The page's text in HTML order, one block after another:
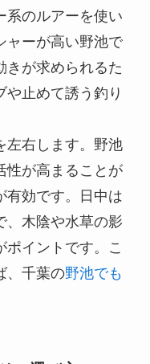
系のルアーを使い
ャーが高い野池で
きが求められるた
止めて誘う釣り
左右します。野池
性が高まることが
有効です。日中は
、木陰や水草の影
ポイントです。こ
、千葉の野池でも